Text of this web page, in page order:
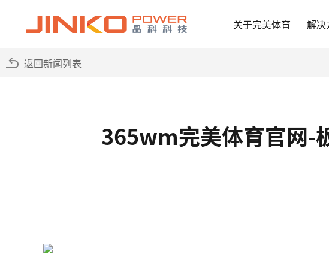
关于完美体育 解决
返回新闻列表
365wm完美体育官网-